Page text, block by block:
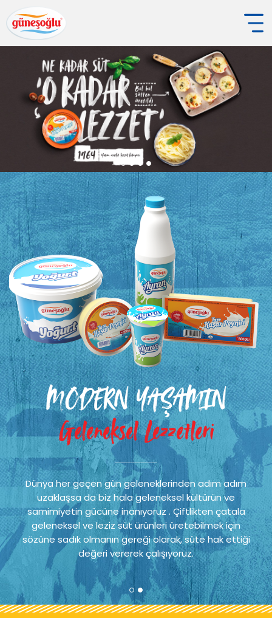
MODERN YAŞAMIN
Geleneksel Lezzetleri
Dünya her geçen gün geleneklerinden adım adım
uzaklaşsa da biz hala geleneksel kültürün ve
samimiyetin gücüne inanıyoruz . Çiftlikten çatala
geleneksel ve leziz süt ürünleri üretebilmek için
sözüne sadık olmanın gereği olarak, süte hak ettiği
değeri vererek çalışıyoruz.